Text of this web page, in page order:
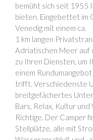
bemüht sich seit 1955
bieten. Eingebettet im
Venedig mit einem ca.
1 km langen
Adriatischen Meer auf
zu Ihren Diensten, um
einem
trifft. Verschiedenste
breitgefächertes
Bars, Relax, Kultur
Richtige. Der Camper
Stellplätze, alle mit